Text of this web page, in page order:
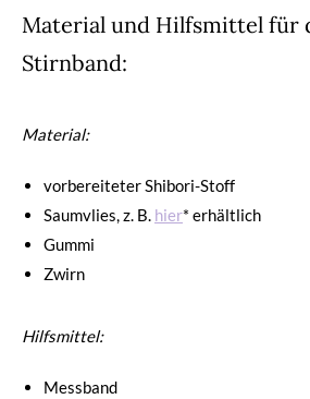
Material und Hilfsmittel für
Stirnband:
Material:
vorbereiteter Shibori-Stoff
Saumvlies, z. B. hier* erhältlich
Gummi
Zwirn
Hilfsmittel:
Messband